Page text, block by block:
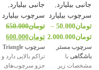
جانبی بیلیارد,
سرچوب بیلیارد
تومان50.000
–
تومان2.000.000
سرچوب مستر
باشگاهی با
مشخصات زیر
جانبی بیلیارد,
سرچوب بیلیارد
تومان650.000
تومان600.000
سرچوب Triangle
تراکم بالایی دارد و
جزو سرچوب‌های